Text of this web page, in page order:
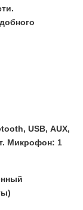
USВ, АUХ,
Микрофон: 1